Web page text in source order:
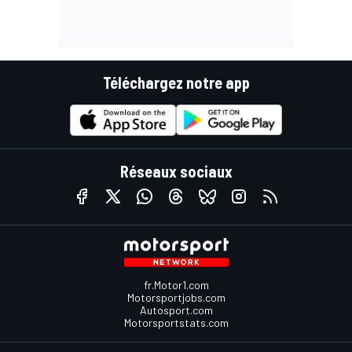
Téléchargez notre app
Réseaux sociaux
fr.Motor1.com
Motorsportjobs.com
Autosport.com
Motorsportstats.com